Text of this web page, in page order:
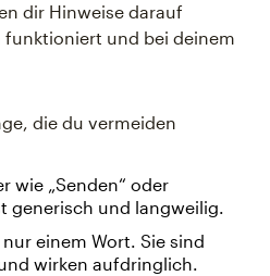
dir Hinweise darauf
funktioniert und bei deinem
die du vermeiden
wie „Senden“ oder
generisch und langweilig.
einem Wort. Sie sind
wirken aufdringlich.